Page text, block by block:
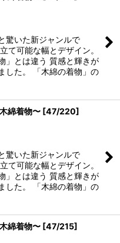
驚いた新ジャンルで
て可能な幅とデザイン。
」とは違う 質感と輝きが
した。 「木綿の着物」の
綿着物〜 [47/220]
驚いた新ジャンルで
て可能な幅とデザイン。
」とは違う 質感と輝きが
した。 「木綿の着物」の
綿着物〜 [47/215]